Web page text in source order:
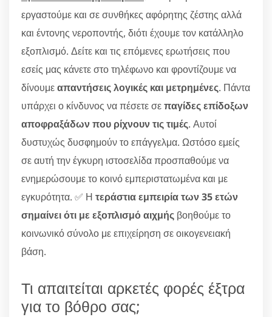
εργαστούμε και σε συνθήκες αφόρητης ζέστης αλλά
και έντονης νεροποντής, διότι έχουμε τον κατάλληλο
εξοπλισμό. Δείτε και τις επόμενες ερωτήσεις που
εσείς μας κάνετε στο τηλέφωνο και φροντίζουμε να
δίνουμεαπαντήσεις λογικές και μετρημένες. Πάντα
υπάρχει ο κίνδυνος να πέσετε σεπαγίδες επίδοξων
αποφραξάδων που ρίχνουν τις τιμές. Αυτοί
δυστυχώς δυσφημούν το επάγγελμα. Ωστόσο εμείς
σε αυτή την έγκυρη ιστοσελίδα προσπαθούμε να
ενημερώσουμε το κοινό εμπεριστατωμένα και με
εγκυρότητα. ✅ Η τεράστια εμπειρία των 35 ετών
σημαίνει ότι με εξοπλισμό αιχμής βοηθούμε το
κοινωνικό σύνολο με επιχείρηση σε οικογενειακή
βάση.
Τι απαιτείται αρκετές φορές έξτρα
για το βόθρο σας;